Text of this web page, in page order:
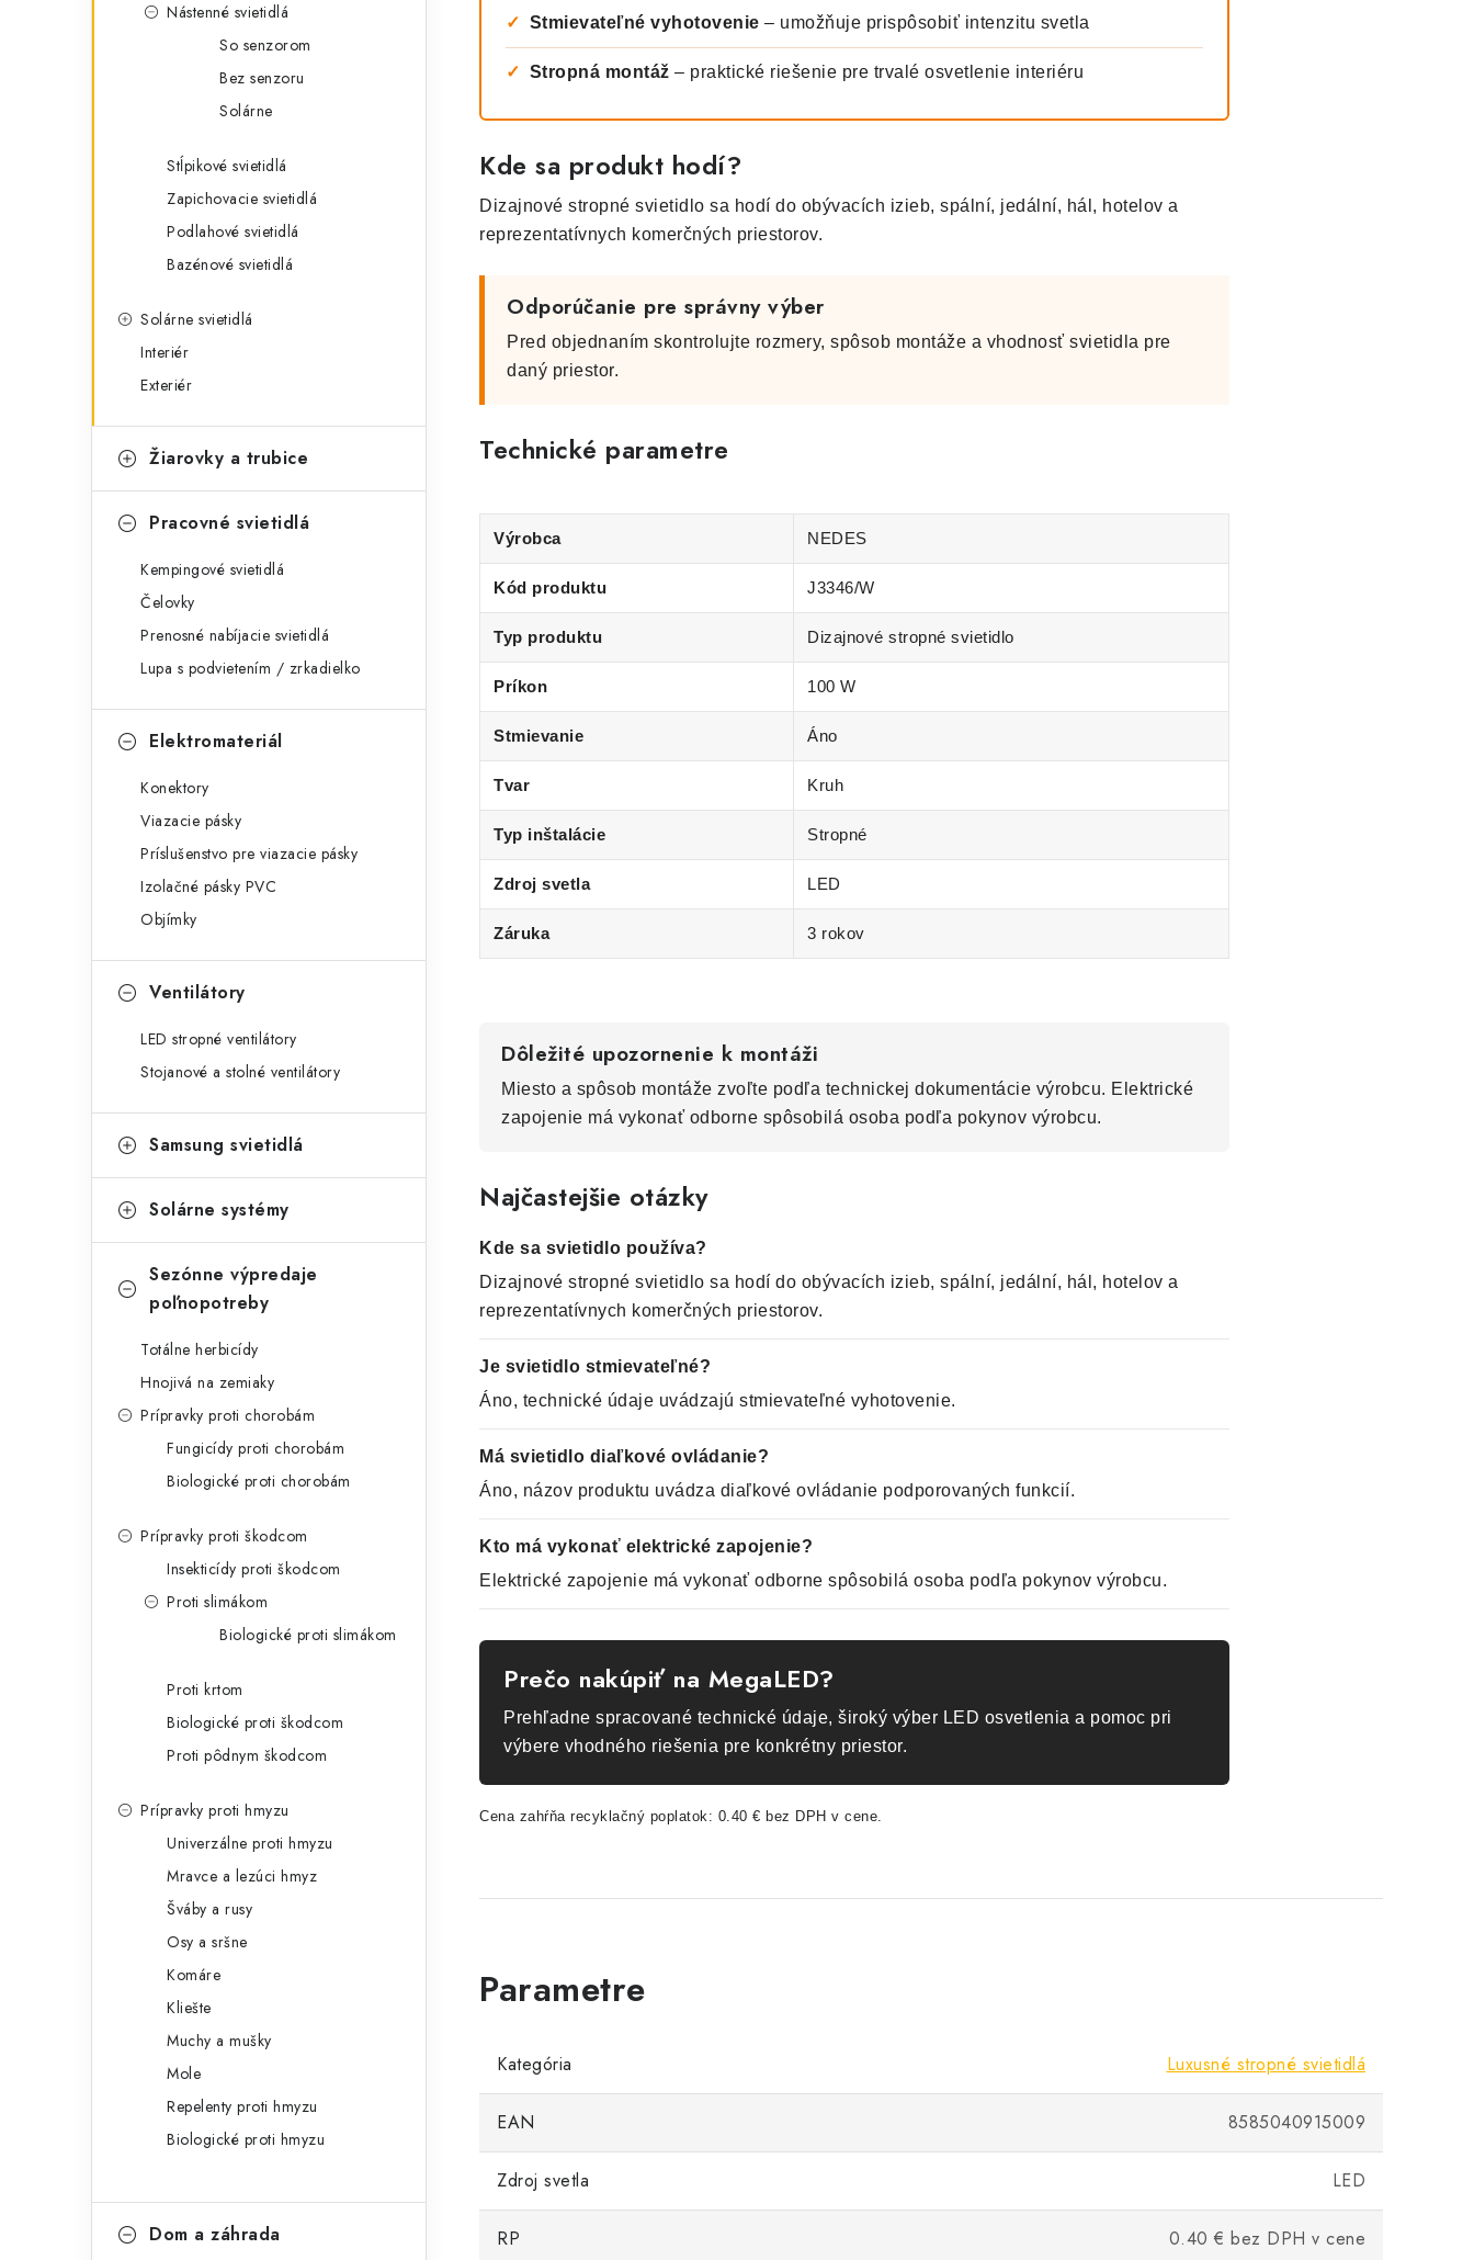
Nástenné svietidlá
So senzorom
Bez senzoru
Solárne
Stĺpikové svietidlá
Zapichovacie svietidlá
Podlahové svietidlá
Bazénové svietidlá
Solárne svietidlá
Interiér
Exteriér
Žiarovky a trubice
Pracovné svietidlá
Kempingové svietidlá
Čelovky
Prenosné nabíjacie svietidlá
Lupa s podvietením / zrkadielko
Elektromateriál
Konektory
Viazacie pásky
Príslušenstvo pre viazacie pásky
Izolačné pásky PVC
Objímky
Ventilátory
LED stropné ventilátory
Stojanové a stolné ventilátory
Samsung svietidlá
Solárne systémy
Sezónne výpredaje
poľnopotreby
Totálne herbicídy
Hnojivá na zemiaky
Prípravky proti chorobám
Fungicídy proti chorobám
Biologické proti chorobám
Prípravky proti škodcom
Insekticídy proti škodcom
Proti slimákom
Biologické proti slimákom
Proti krtom
Biologické proti škodcom
Proti pôdnym škodcom
Prípravky proti hmyzu
Univerzálne proti hmyzu
Mravce a lezúci hmyz
Šváby a rusy
Osy a sršne
Komáre
Kliešte
Muchy a mušky
Mole
Repelenty proti hmyzu
Biologické proti hmyzu
Dom a záhrada
✓ Stmievateľné vyhotovenie – umožňuje prispôsobiť intenzitu svetla
✓ Stropná montáž – praktické riešenie pre trvalé osvetlenie interiéru
Kde sa produkt hodí?
Dizajnové stropné svietidlo sa hodí do obývacích izieb, spální, jedální, hál, hotelov a
reprezentatívnych komerčných priestorov.
Odporúčanie pre správny výber
Pred objednaním skontrolujte rozmery, spôsob montáže a vhodnosť svietidla pre
daný priestor.
Technické parametre
Výrobca NEDES
Kód produktu J3346/W
Typ produktu Dizajnové stropné svietidlo
Príkon 100 W
Stmievanie Áno
Tvar Kruh
Typ inštalácie Stropné
Zdroj svetla LED
Záruka 3 rokov
Dôležité upozornenie k montáži
Miesto a spôsob montáže zvoľte podľa technickej dokumentácie výrobcu. Elektrické
zapojenie má vykonať odborne spôsobilá osoba podľa pokynov výrobcu.
Najčastejšie otázky
Kde sa svietidlo používa?
Dizajnové stropné svietidlo sa hodí do obývacích izieb, spální, jedální, hál, hotelov a
reprezentatívnych komerčných priestorov.
Je svietidlo stmievateľné?
Áno, technické údaje uvádzajú stmievateľné vyhotovenie.
Má svietidlo diaľkové ovládanie?
Áno, názov produktu uvádza diaľkové ovládanie podporovaných funkcií.
Kto má vykonať elektrické zapojenie?
Elektrické zapojenie má vykonať odborne spôsobilá osoba podľa pokynov výrobcu.
Prečo nakúpiť na MegaLED?
Prehľadne spracované technické údaje, široký výber LED osvetlenia a pomoc pri
výbere vhodného riešenia pre konkrétny priestor.
Cena zahŕňa recyklačný poplatok: 0.40 € bez DPH v cene.
Kategória Luxusné stropné svietidlá
EAN 8585040915009
Zdroj svetla LED
RP 0.40 € bez DPH v cene